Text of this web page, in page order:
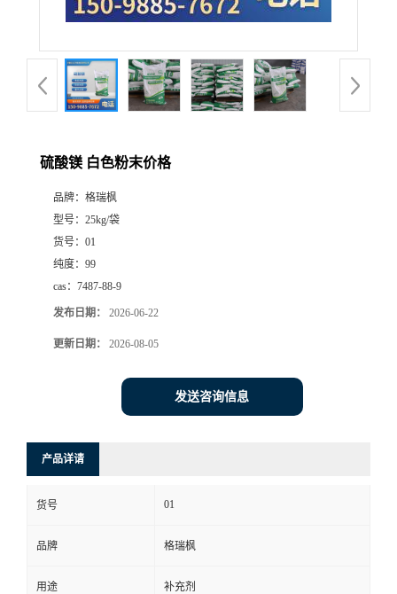
硫酸镁 白色粉末价格
品牌： 格瑞枫
型号： 25kg/袋
货号： 01
纯度： 99
cas： 7487-88-9
发布日期： 2026-06-22
更新日期： 2026-08-05
发送咨询信息
产品详请
货号 01
品牌 格瑞枫
用途 补充剂